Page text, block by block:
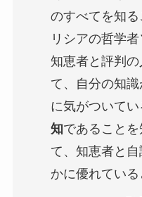
のすべてを知
リシアの哲学者
知恵者と評判
て、自分の知
に気がついて
知であること
て、知恵者と
かに優れている